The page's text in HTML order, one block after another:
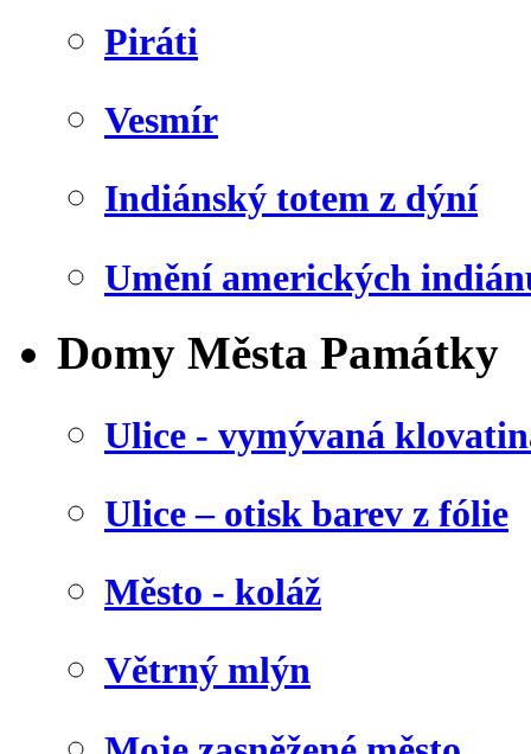
Piráti
Vesmír
Indiánský totem z dýní
Umění amerických
Domy Města Památky
Ulice - vymývaná
Ulice – otisk barev z fólie
Město - koláž
Větrný mlýn